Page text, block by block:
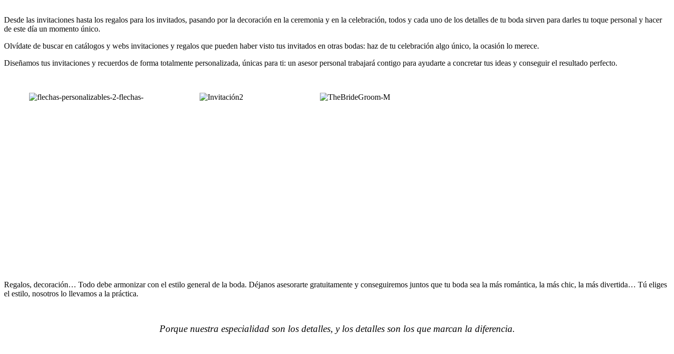
Desde las invitaciones hasta los regalos para los invitados, pasando por la decoración en la ceremonia y en la celebración, todos y cada uno de los detalles de tu boda sirven para darles tu toque personal y hacer
de este día un momento único.
Olvídate de buscar en catálogos y webs invitaciones y regalos que pueden haber visto tus invitados en otras bodas: haz de tu celebración algo único, la ocasión lo merece.
Diseñamos tus invitaciones y recuerdos de forma totalmente personalizada, únicas para ti: un asesor personal trabajará contigo para ayudarte a concretar tus ideas y conseguir el resultado perfecto.
Regalos, decoración… Todo debe armonizar con el estilo general de la boda. Déjanos asesorarte gratuitamente y conseguiremos juntos que tu boda sea la más romántica, la más chic, la más divertida… Tú eliges
el estilo, nosotros lo llevamos a la práctica.
Porque nuestra especialidad son los detalles, y los detalles son los que marcan la diferencia.